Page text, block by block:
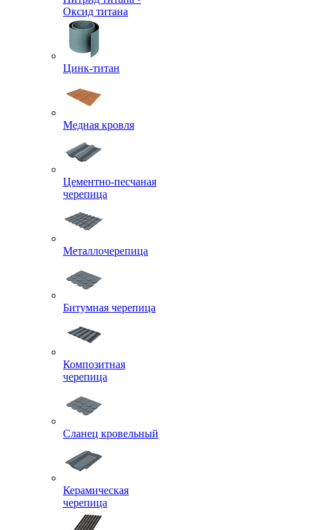
Оксид титана
Цинк-титан
Медная кровля
Цементно-песчаная
черепица
Металлочерепица
Битумная черепица
Композитная
черепица
Сланец кровельный
Керамическая
черепица